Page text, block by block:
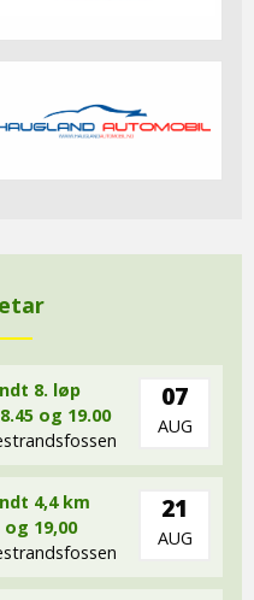
8. løp
og 19.00
07
AUG
4,4 km
19,00
21
AUG